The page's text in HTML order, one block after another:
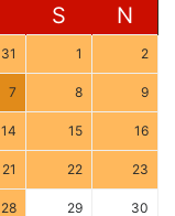
S N
31 1 2
7 8 9
14 15 16
21 22 23
28 29 30